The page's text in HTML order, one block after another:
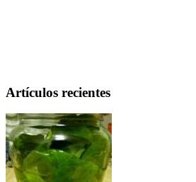
Artículos recientes